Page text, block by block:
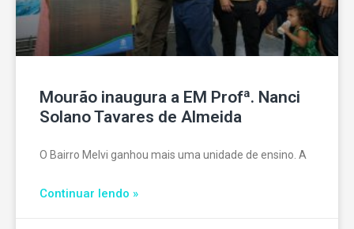
Mourão inaugura a EM Profª. Nanci
Solano Tavares de Almeida
O Bairro Melvi ganhou mais uma unidade de ensino. A
Continuar lendo »